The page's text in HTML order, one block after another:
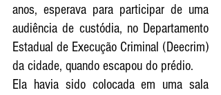
anos, esperava para participar de uma
audiência de custódia, no Departamento
Estadual de Execução Criminal (Deecrim)
da cidade, quando escapou do prédio.
Ela havia sido colocada em uma sala